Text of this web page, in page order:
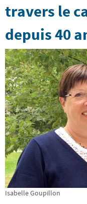
travers le
depuis 40
Isabelle Goupillon